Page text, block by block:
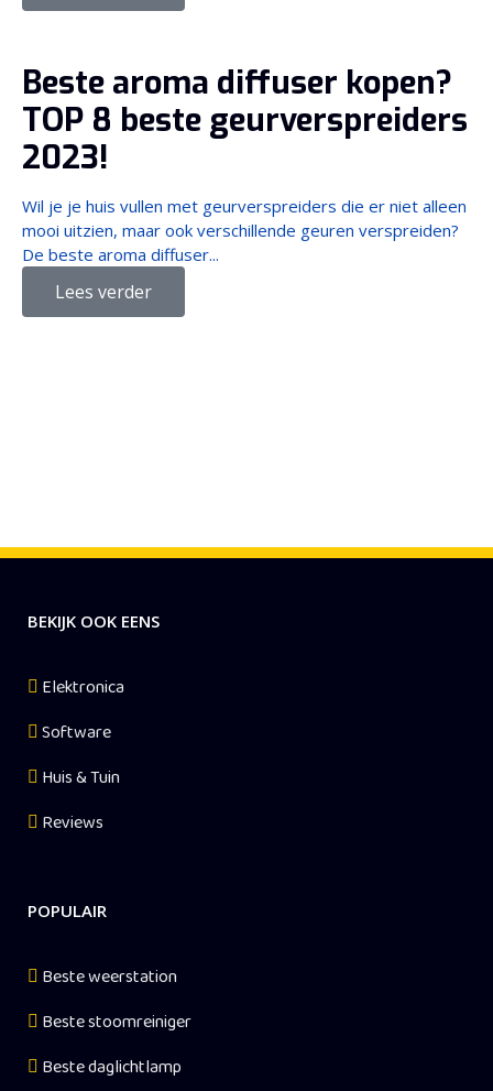
Beste aroma diffuser kopen?
TOP 8 beste geurverspreiders
2023!
Wil je je huis vullen met geurverspreiders die er niet alleen
mooi uitzien, maar ook verschillende geuren verspreiden?
De beste aroma diffuser...
Lees verder
BEKIJK OOK EENS
Elektronica
Software
Huis & Tuin
Reviews
POPULAIR
Beste weerstation
Beste stoomreiniger
Beste daglichtlamp